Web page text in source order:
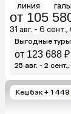
линия
от 105
31 авг. - 6
Выгодные
от 123 688 ₽
25 авг. - 2 сент.,
Кешбэк + 1 449